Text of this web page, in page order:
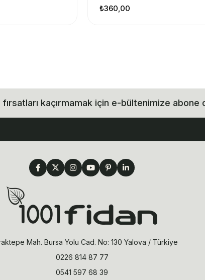
₺360,00
kaçırmamak için e-bültenimize abone
Mah. Bursa Yolu Cad. No: 130 Yalova / Türkiye
0226 814 87 77
0541 597 68 39